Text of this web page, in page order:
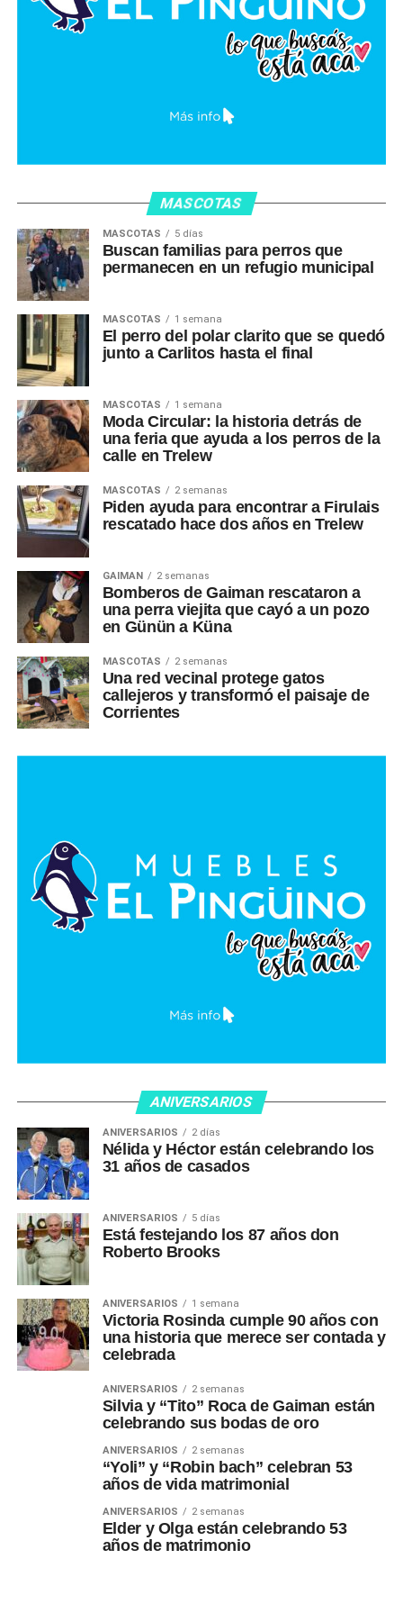
MASCOTAS
MASCOTAS 5 días
Buscan familias para perros que
permanecen en un refugio municipal
MASCOTAS 1 semana
El perro del polar clarito que se quedó
junto a Carlitos hasta el final
MASCOTAS 1 semana
Moda Circular: la historia detrás de
una feria que ayuda a los perros de la
calle en Trelew
MASCOTAS 2 semanas
Piden ayuda para encontrar a Firulais
rescatado hace dos años en Trelew
GAIMAN 2 semanas
Bomberos de Gaiman rescataron a
una perra viejita que cayó a un pozo
en Günün a Küna
MASCOTAS 2 semanas
Una red vecinal protege gatos
callejeros y transformó el paisaje de
Corrientes
ANIVERSARIOS
ANIVERSARIOS 2 días
Nélida y Héctor están celebrando los
31 años de casados
ANIVERSARIOS 5 días
Está festejando los 87 años don
Roberto Brooks
ANIVERSARIOS 1 semana
Victoria Rosinda cumple 90 años con
una historia que merece ser contada y
celebrada
ANIVERSARIOS 2 semanas
Silvia y “Tito” Roca de Gaiman están
celebrando sus bodas de oro
ANIVERSARIOS 2 semanas
“Yoli” y “Robin bach” celebran 53
años de vida matrimonial
ANIVERSARIOS 2 semanas
Elder y Olga están celebrando 53
años de matrimonio